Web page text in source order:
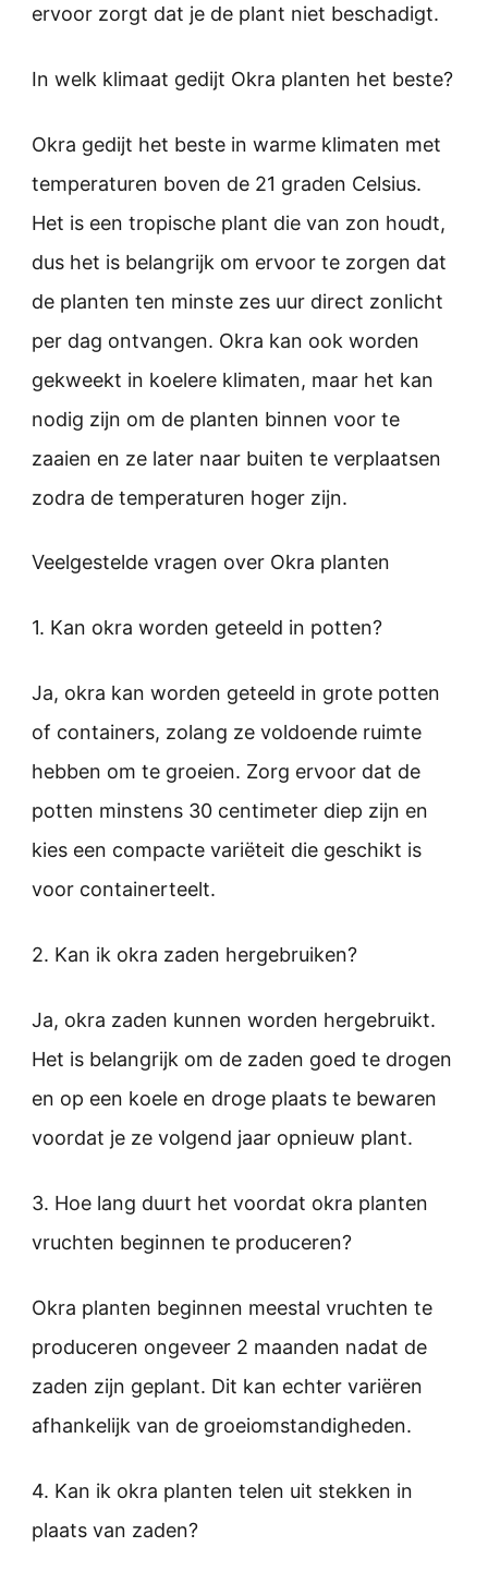
ervoor zorgt dat je de plant niet beschadigt.
In welk klimaat gedijt Okra planten het beste?
Okra gedijt het beste in warme klimaten met
temperaturen boven de 21 graden Celsius.
Het is een tropische plant die van zon houdt,
dus het is belangrijk om ervoor te zorgen dat
de planten ten minste zes uur direct zonlicht
per dag ontvangen. Okra kan ook worden
gekweekt in koelere klimaten, maar het kan
nodig zijn om de planten binnen voor te
zaaien en ze later naar buiten te verplaatsen
zodra de temperaturen hoger zijn.
Veelgestelde vragen over Okra planten
1. Kan okra worden geteeld in potten?
Ja, okra kan worden geteeld in grote potten
of containers, zolang ze voldoende ruimte
hebben om te groeien. Zorg ervoor dat de
potten minstens 30 centimeter diep zijn en
kies een compacte variëteit die geschikt is
voor containerteelt.
2. Kan ik okra zaden hergebruiken?
Ja, okra zaden kunnen worden hergebruikt.
Het is belangrijk om de zaden goed te drogen
en op een koele en droge plaats te bewaren
voordat je ze volgend jaar opnieuw plant.
3. Hoe lang duurt het voordat okra planten
vruchten beginnen te produceren?
Okra planten beginnen meestal vruchten te
produceren ongeveer 2 maanden nadat de
zaden zijn geplant. Dit kan echter variëren
afhankelijk van de groeiomstandigheden.
4. Kan ik okra planten telen uit stekken in
plaats van zaden?